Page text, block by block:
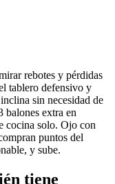
rebotes y pérdidas
tablero defensivo y
sin necesidad de
balones extra en
cocina solo. Ojo con
puntos del
y sube.
tiene